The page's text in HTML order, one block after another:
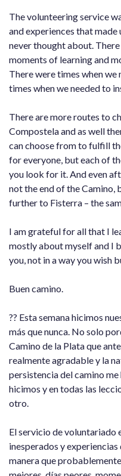
The volunteering service
and experiences that
never thought about.
moments of learning and
There were times when
times when we needed to
There are more routes to
Compostela and as well
can choose from to fulfill
for everyone, but each of
you look for it. And even
not the end of the Camino,
further to Fisterra – the
I am grateful for all that I
mostly about myself and I
you, not in a way you wish
Buen camino.
?? Esta semana hicimos
más que nunca. No solo
Camino de la Plata que
realmente agradable y la
persistencia del camino me
hicimos y en todas las
otro.
El servicio de voluntariado
inesperados y
manera que